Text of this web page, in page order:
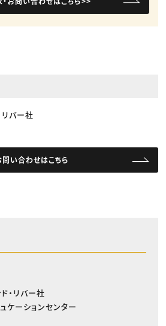
バー社
問い合わせはこちら
・リバー社
ケーションセンター